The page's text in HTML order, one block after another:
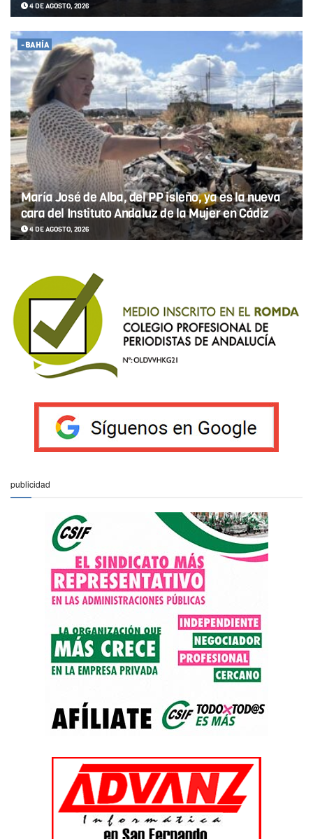
4 DE AGOSTO, 2026
-BAHÍA
María José de Alba, del PP isleño, ya es la nueva
cara del Instituto Andaluz de la Mujer en Cádiz
4 DE AGOSTO, 2026
publicidad